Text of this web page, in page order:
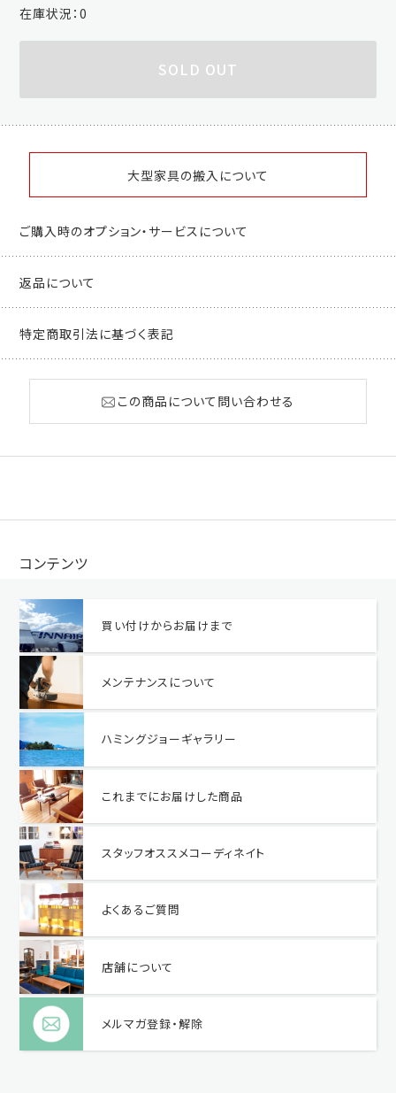
在庫状況：0
SOLD OUT
大型家具の搬入について
ご購入時のオプション・サービスについて
返品について
特定商取引法に基づく表記
この商品について問い合わせる
コンテンツ
買い付けからお届けまで
メンテナンスについて
ハミングジョーギャラリー
これまでにお届けした商品
スタッフオススメコーディネイト
よくあるご質問
店舗について
メルマガ登録・解除